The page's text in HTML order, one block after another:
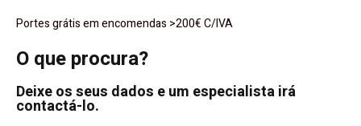
Portes grátis em encomendas >200€ C/IVA
O que procura?
Deixe os seus dados e um especialista irá
contactá-lo.